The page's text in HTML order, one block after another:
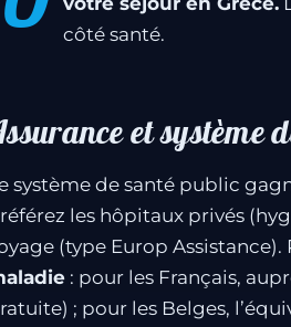
côté santé.
et système
système de santé public
les hôpitaux privés
(type Europ Assistance).
: pour les Français,
; pour les Belges,